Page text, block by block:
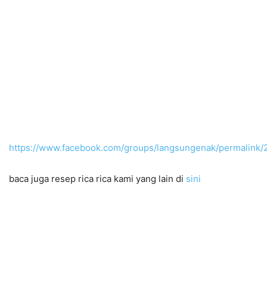
https://www.facebook.com/groups/langsungenak/
baca juga resep rica rica kami yang lain di sini